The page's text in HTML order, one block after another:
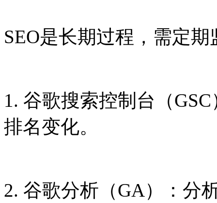
SEO是长期过程，需定
1. 谷歌搜索控制台（
排名变化。
2. 谷歌分析（GA）：分